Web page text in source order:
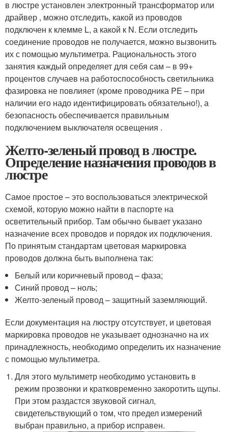
в люстре установлен электронный трансформатор или
драйвер , можно отследить, какой из проводов
подключен к клемме L, а какой к N. Если отследить
соединение проводов не получается, можно вызвонить
их с помощью мультиметра. Рациональность этого
занятия каждый определяет для себя сам – в 99+
процентов случаев на работоспособность светильника
фазировка не повлияет (кроме проводника PE – при
наличии его надо идентифицировать обязательно!), а
безопасность обеспечивается правильным
подключением выключателя освещения .
Желто-зеленый провод в люстре.
Определение назначения проводов в
люстре
Самое простое – это воспользоваться электрической
схемой, которую можно найти в паспорте на
осветительный прибор. Там обычно бывает указано
назначение всех проводов и порядок их подключения.
По принятым стандартам цветовая маркировка
проводов должна быть выполнена так:
Белый или коричневый провод – фаза;
Синий провод – ноль;
Желто-зеленый провод – защитный заземляющий.
Если документация на люстру отсутствует, и цветовая
маркировка проводов не указывает однозначно на их
принадлежность, необходимо определить их назначение
с помощью мультиметра.
Для этого мультиметр необходимо установить в
режим прозвонки и кратковременно закоротить щупы.
При этом раздастся звуковой сигнал,
свидетельствующий о том, что предел измерений
выбран правильно, а прибор исправен.